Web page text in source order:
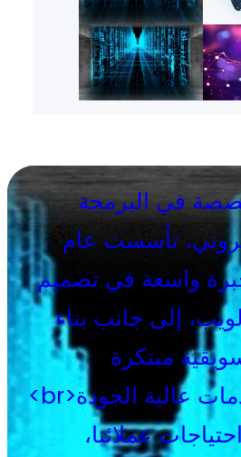
في البرمجة
تأسست عام
خبرة واسعة في تصميم
إلى جانب بناء
مبتكرة.
<br>نلتزم بتقديم خدمات عالية الجودة
عملائنا،